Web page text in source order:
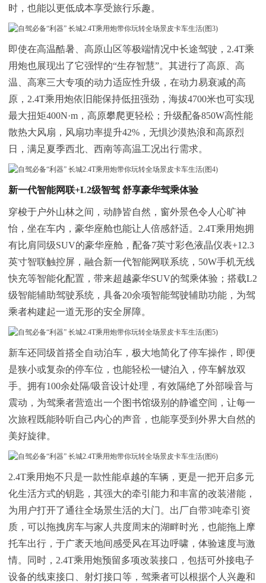
时，也能以更低成本享受旅行乐趣。
即使在高温酷暑、高原山区等极端情况中长途驾驶，2.4T乘
用炮也展现出了它强悍的“生存智慧”。其进行了高原、高
温、高寒三大专项的动力适应性升级，在动力易衰减的高
原，2.4T乘用炮依旧能保持低扭强劲，海拔4700米也可实现
最大扭矩400N·m，高原攀爬更轻松；升级配备850W高性能
散热大风扇，风扇功率提升42%，无惧沙漠热浪和高原烈
日，满足夏季西北、西南等高温工况出行需求。
新一代智能网联+L2级智驾 舒享豪华驾乘体验
穿梭于户外山林之间，动静皆自然，窗外景色令人心旷神
怡，坐在车内，豪华座舱也能让人倍感舒适。2.4T乘用炮拥
有比肩同级SUV的豪华座舱，配备7英寸彩色液晶仪表+12.3
英寸智联触控屏，融合新一代智能网联系统，50W手机无线
快充等智能化配置，带来超越豪华SUV的驾乘体验；搭载L2
级智能辅助驾驶系统，具备20余项智能驾驶辅助功能，为驾
乘者构建起一道无形的安全屏障。
新车还同级首搭全自动泊车，极大地简化了停车操作，即便
是狭小或复杂的停车位，也能轻松一键泊入，停车解放双
手。拥有100余处隔/吸音设计处理，有效隔绝了外部噪音与
震动，为驾乘者营造出一个图书馆级别的静谧空间，让每一
次旅程既能聆听自己内心的声音，也能享受到外界大自然的
美好旋律。
2.4T乘用炮不只是一款性能卓越的车辆，更是一把开启多元
化生活方式的钥匙，其强大的牵引能力和丰富的改装潜能，
为用户打开了通往全场景生活的大门。出厂自带3吨牵引资
质，可以拖拽房车与家人共度周末的湖畔时光，也能拖上摩
托车出行，于广袤天地间感受风在耳边呼啸，体验速度与激
情。同时，2.4T乘用炮预留多项改装接口，包括可外接电子
设备的线束接口、射灯接口等，驾乘者可以根据个人兴趣和